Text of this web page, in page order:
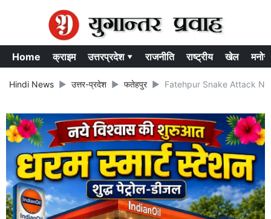
Home क्राइम उत्तरप्रदेश ▾ राजनीति राष्ट्रीय खेल
Hindi News उत्तर-प्रदेश फतेहपुर Fatehpur Snake Attack